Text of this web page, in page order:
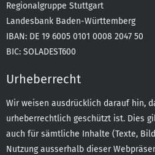
Regionalgruppe Stuttgart
Landesbank Baden-Württemberg
IBAN: DE 19 6005 0101 0008 2047 50
BIC: SOLADEST600
Urheberrecht
Wir weisen ausdrücklich darauf hin,
urheberrechtlich geschützt ist. Dies
auch für sämtliche Inhalte (Texte,
Nutzung ausserhalb dieser